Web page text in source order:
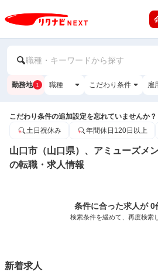
職種・キーワードから探す
勤務地 1 職種 こだわり条件 雇
こだわり条件の追加設定を忘れていませんか？
土日祝休み
年間休日120日以上
山口市（山口県）、アミューズメ
の転職・求人情報
条件に合った求人が 0
検索条件を緩めて、再度検索
新着求人